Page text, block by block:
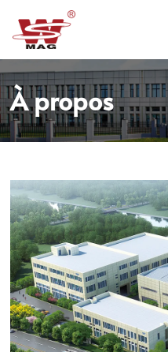
À propos